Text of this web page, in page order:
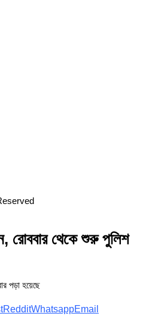
রোববার থেকে শুরু পুলিশ
পড়া হয়েছে
RedditWhatsappEmail